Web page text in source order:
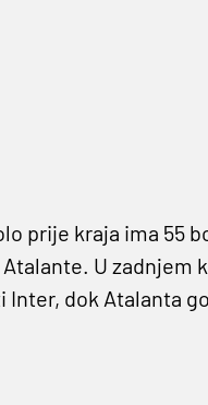
prije kraja ima 55
U zadnjem
Inter, dok Atalanta